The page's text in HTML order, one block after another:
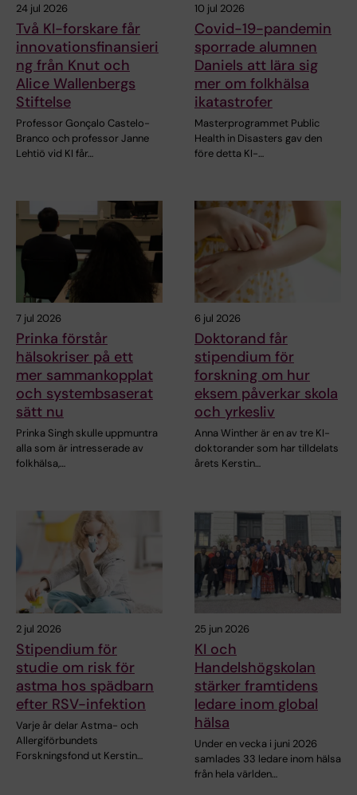
24 jul 2026
Två KI-forskare får
innovationsfinansieri
ng från Knut och
Alice Wallenbergs
Stiftelse
Professor Gonçalo Castelo-
Branco och professor Janne
Lehtiö vid KI får…
10 jul 2026
Covid-19-pandemin
sporrade alumnen
Daniels att lära sig
mer om folkhälsa
ikatastrofer
Masterprogrammet Public
Health in Disasters gav den
före detta KI-…
7 jul 2026
Prinka förstår
hälsokriser på ett
mer sammankopplat
och systembsaserat
sätt nu
Prinka Singh skulle uppmuntra
alla som är intresserade av
folkhälsa,…
6 jul 2026
Doktorand får
stipendium för
forskning om hur
eksem påverkar skola
och yrkesliv
Anna Winther är en av tre KI-
doktorander som har tilldelats
årets Kerstin…
2 jul 2026
Stipendium för
studie om risk för
astma hos spädbarn
efter RSV-infektion
Varje år delar Astma- och
Allergiförbundets
Forskningsfond ut Kerstin…
25 jun 2026
KI och
Handelshögskolan
stärker framtidens
ledare inom global
hälsa
Under en vecka i juni 2026
samlades 33 ledare inom hälsa
från hela världen…